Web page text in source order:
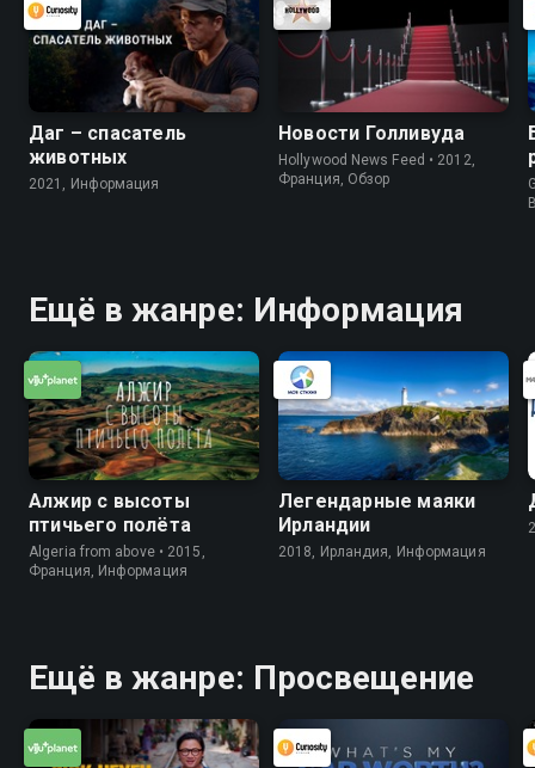
Даг – спасатель
животных
2021, Информация
Новости Голливуда
Hollywood News Feed • 2012,
Франция, Обзор
Ещё в жанре: Информация
Алжир с высоты
птичьего полёта
Algeria from above • 2015,
Франция, Информация
Легендарные маяки
Ирландии
2018, Ирландия, Информация
Ещё в жанре: Просвещение